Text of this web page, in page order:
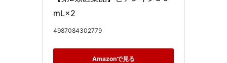
mL×2
4987084302779
Amazonで見る